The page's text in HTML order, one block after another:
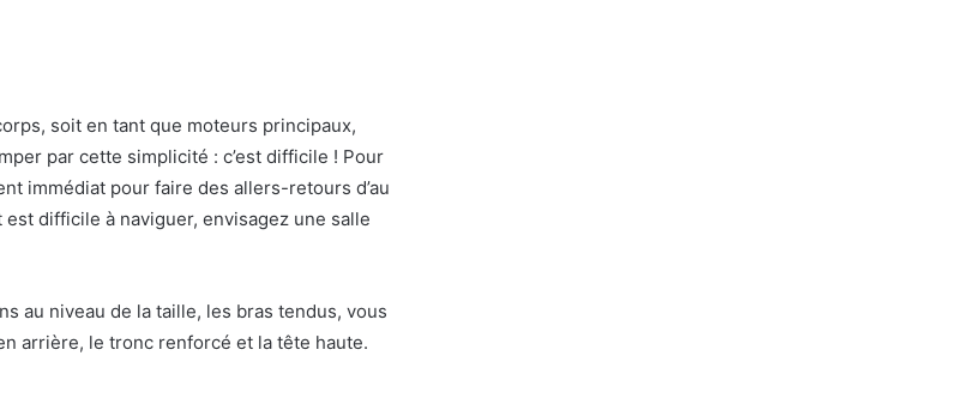
soit en tant que moteurs principaux,
par cette simplicité : c’est difficile ! Pour
immédiat pour faire des allers-retours d’au
difficile à naviguer, envisagez une salle
au niveau de la taille, les bras tendus, vous
arrière, le tronc renforcé et la tête haute.